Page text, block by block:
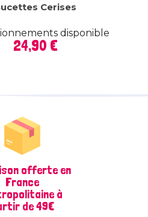
Cerises
disponible
Prix
24,90 €
offerte en
France
à
de 49€